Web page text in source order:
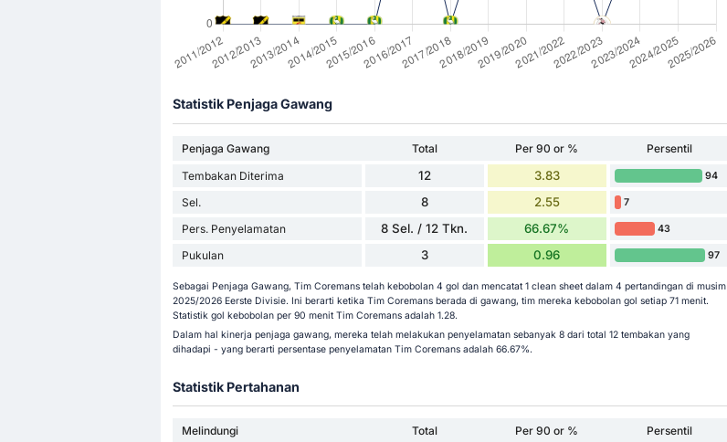
Statistik Penjaga Gawang
Penjaga Gawang Total Per 90 or %
Persentil
Tembakan Diterima
12 3.83 94
Sel. 8 2.55 7
Pers. Penyelamatan 8 Sel. / 12 Tkn. 66.67% 43
Pukulan 3 0.96 97
Sebagai Penjaga Gawang, Tim Coremans telah kebobolan 4 gol dan mencatat 1 clean sheet dalam 4 pertandingan di musim
2025/2026 Eerste Divisie. Ini berarti ketika Tim Coremans berada di gawang, tim mereka kebobolan gol setiap 71 menit.
Statistik gol kebobolan per 90 menit Tim Coremans adalah 1.28.
Dalam hal kinerja penjaga gawang, mereka telah melakukan penyelamatan sebanyak 8 dari total 12 tembakan yang
dihadapi - yang berarti persentase penyelamatan Tim Coremans adalah 66.67%.
Statistik Pertahanan
Melindungi Total Per 90 or %
Persentil